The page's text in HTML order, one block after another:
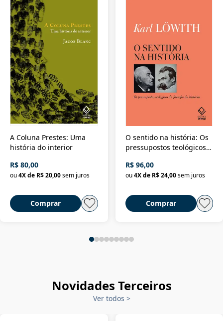
A Coluna Prestes: Uma
história do interior
R$ 80,00
ou4X de R$ 20,00sem juros
Comprar
O sentido na história: Os
pressupostos teológicos
R$ 96,00
ou 4X de R$ 24,00 sem juros
Comprar
Novidades Terceiros
Ver todos >